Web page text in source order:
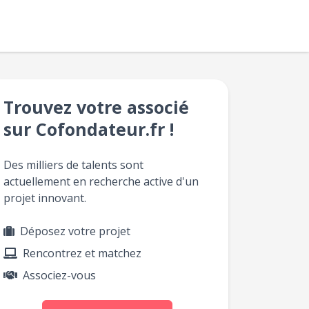
Trouvez votre associé
sur Cofondateur.fr !
Des milliers de talents sont
actuellement en recherche active d'un
projet innovant.
Déposez votre projet
Rencontrez et matchez
Associez-vous